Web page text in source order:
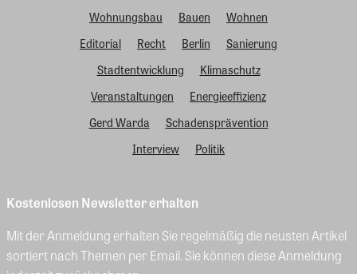
Wohnungsbau
Bauen
Wohnen
Editorial
Recht Berlin
Sanierung
Stadtentwicklung
Klimaschutz
Veranstaltungen
Energieeffizienz
Gerd Warda
Schadensprävention
Interview
Politik
Kostenlosen Newsletter erhalten
Mit der Anmeldung erhalten Sie regelmäßig die neusten Artikel
sortiert nach Themen per Email. Sie können diese Anmeldung